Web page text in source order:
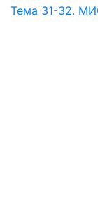
Тема 31-32.